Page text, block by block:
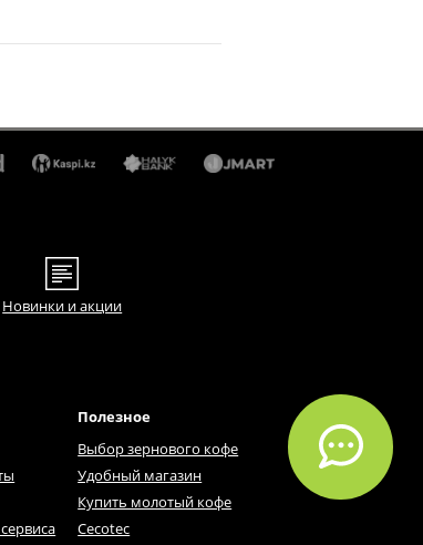
Новинки и акции
Полезное
Выбор зернового кофе
Удобный магазин
Купить молотый кофе
Cecotec